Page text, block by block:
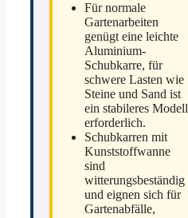
Für normale
Gartenarbeiten
genügt eine leichte
Aluminium-
Schubkarre, für
schwere Lasten wie
Steine und Sand ist
ein stabileres Modell
erforderlich.
Schubkarren mit
Kunststoffwanne
sind
witterungsbeständig
und eignen sich für
Gartenabfälle,